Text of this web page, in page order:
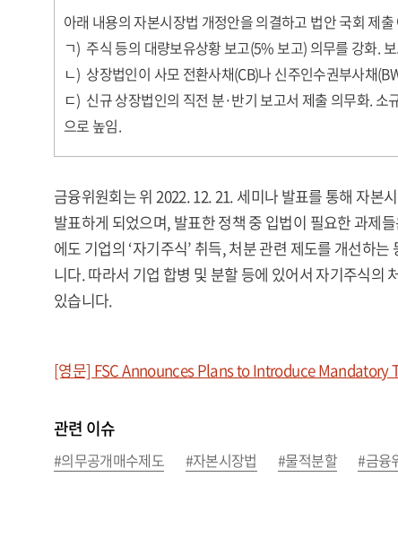
아래 내용의 자본시장법 개정안을 의결하고 법안 국회 제출
ㄱ) 주식 등의 대량보유상황 보고(5% 보고) 의무를 강화.
ㄴ) 상장법인이 사모 전환사채(CB)나 신주인수권부사채
ㄷ) 신규 상장법인의 직전 분·반기 보고서 제출 의무화.
으로 높임.
금융위원회는 위 2022. 12. 21. 세미나 발표를 통해 자본
발표하게 되었으며, 발표한 정책 중 입법이 필요한 과제
에도 기업의 ‘자기주식’ 취득, 처분 관련 제도를 개선하
니다. 따라서 기업 합병 및 분할 등에 있어서 자기주식의
있습니다.
[영문] FSC Announces Plans to Introduce Mandatory
관련 이슈
#의무공개매수제도 #자본시장법 #물적분할 #금융